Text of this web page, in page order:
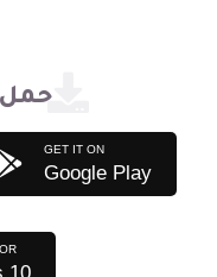
حمل
GET IT ON
Google Play